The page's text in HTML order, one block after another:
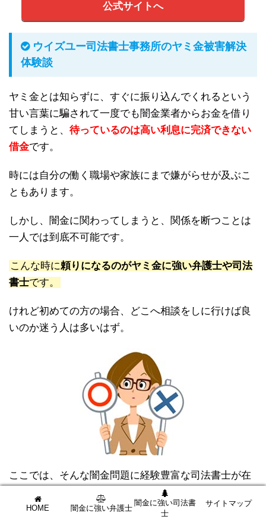
公式サイトへ
ウイズユー司法書士事務所のヤミ金被害解決
体験談
ヤミ金とは知らずに、すぐに振り込んでくれるという
甘い言葉に騙されて一度でも闇金業者からお金を借り
てしまうと、 待っているのは高い利息に完済できない
借金です。
時には自分の働く職場や家族にまで嫌がらせが及ぶこ
ともあります。
しかし、闇金に関わってしまうと、関係を断つことは
一人では到底不可能です。
こんな時に頼りになるのがヤミ金に強い弁護士や司法
書士です。
けれど初めての方の場合、どこへ相談をしに行けば良
いのか迷う人は多いはず。
ここでは、そんな闇金問題に経験豊富な司法書士が在
籍するウイズユー司法書士事務所を利用した相談者の
体験談について紹介します。
HOME 闇金に強い弁護士
闇金に強い司法書
士
サイトマップ